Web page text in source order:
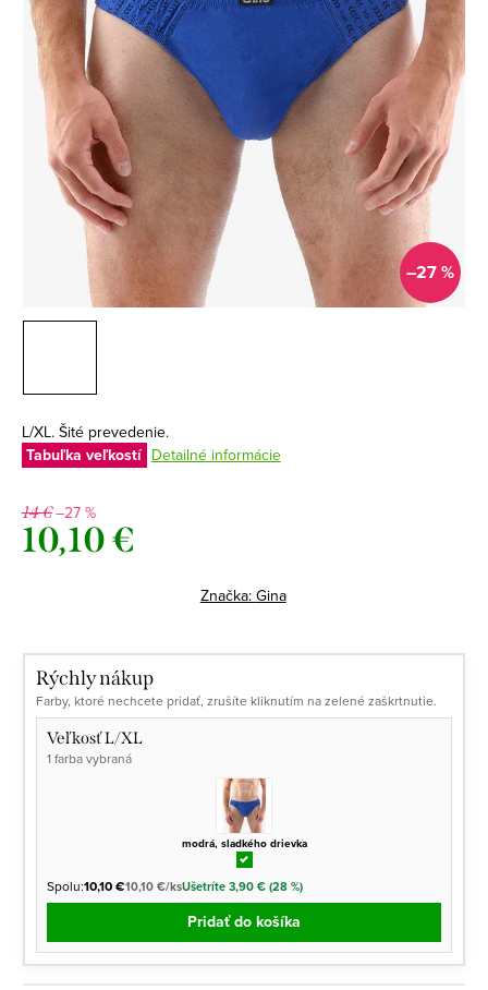
–27 %
L/XL. Šité prevedenie.
Tabuľka veľkostí Detailné informácie
14 €–27 %
10,10 €
Značka: Gina
Rýchly nákup
Farby, ktoré nechcete pridať, zrušíte kliknutím na zelené zaškrtnutie.
Veľkosť L/XL
1 farba vybraná
modrá, sladkého drievka
Spolu:10,10 €10,10 €/ksUšetríte 3,90 € (28 %)
Pridať do košíka